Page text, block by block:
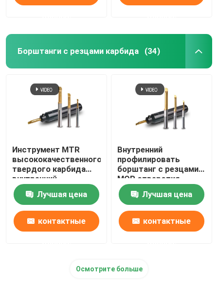
Борштанги с резцами карбида (34)
Инструмент MTR
высококачественного
твердого карбида
внутренний
поворачивая для
мини поворачивая
токарного станка
Лучшая цена
контактные
Внутренний
профилировать
борштанг с резцами
MQR отверстия
борштанг с резцами
карбида крошечный
Лучшая цена
контактные
Осмотрите больше